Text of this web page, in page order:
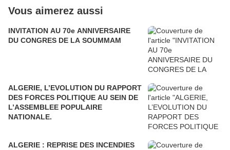
Vous aimerez aussi
INVITATION AU 70e ANNIVERSAIRE
DU CONGRES DE LA SOUMMAM
ALGERIE, L’EVOLUTION DU RAPPORT
DES FORCES POLITIQUE AU SEIN DE
L’ASSEMBLEE POPULAIRE
NATIONALE.
ALGERIE : REPRISE DES INCENDIES